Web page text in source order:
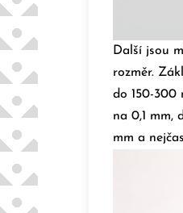
Další jsou
rozměr.
do 150-300
na 0,1 mm,
mm a